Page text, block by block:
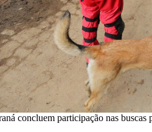
concluem participação nas